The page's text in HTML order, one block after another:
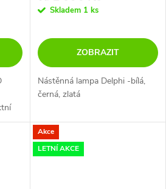
Skladem 1 ks
ZOBRAZIT
Nástěnná lampa Delphi -bílá,
černá, zlatá
Akce
LETNÍ AKCE